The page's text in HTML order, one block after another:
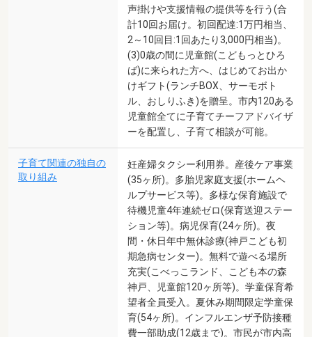
声掛けや支援情報の提供等を行う(合
計10回お届け。初回配達:1万円相当、
2～10回目:1回あたり3,000円相当)。
(3)0歳の間に児童館(こどもっとひろ
ば)に来られた方へ、はじめてお出か
けギフト(ランチBOX、サーモボト
ル、おしりふき)を贈呈。市内120ある
児童館全てに子育てチーフアドバイザ
ーを配置し、子育て相談が可能。
子育て関連の独自の
取り組み
妊産婦タクシー利用券。産後ケア事業
(35ヶ所)。多胎児家庭支援(ホームヘ
ルプサービス等)。多様な保育施設で
待機児童4年連続ゼロ(保育送迎ステー
ション等)。病児保育(24ヶ所)。夜
間・休日年中無休診療(神戸こども初
期急病センター)。無料で遊べる場所
充実(こべっこランド、こども本の森
神戸、児童館120ヶ所等)。学童保育希
望者全員受入。夏休み期間限定学童保
育(54ヶ所)。インフルエンザ予防接種
費一部助成(12歳まで)。市民が市内高